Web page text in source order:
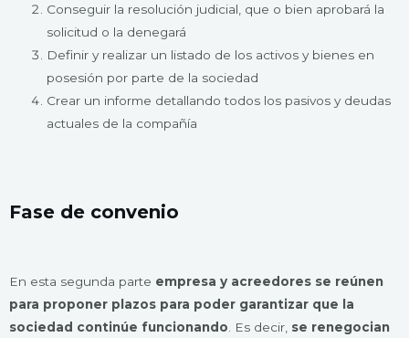
Conseguir la resolución judicial, que o bien aprobará la
solicitud o la denegará
Definir y realizar un listado de los activos y bienes en
posesión por parte de la sociedad
Crear un informe detallando todos los pasivos y deudas
actuales de la compañía
Fase de convenio
En esta segunda parte empresa y acreedores se reúnen
para proponer plazos para poder garantizar que la
sociedad continúe funcionando. Es decir, se renegocian